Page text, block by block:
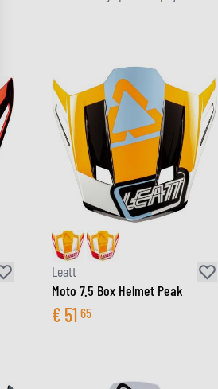
Leatt
Moto 7.5 Box Helmet Peak
€ 51 65